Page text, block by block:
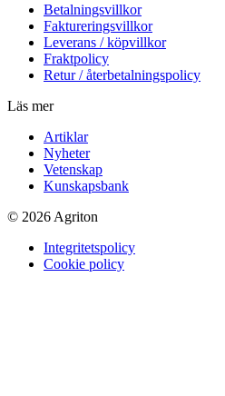
Betalningsvillkor
Faktureringsvillkor
Leverans / köpvillkor
Fraktpolicy
Retur / återbetalningspolicy
Läs mer
Artiklar
Nyheter
Vetenskap
Kunskapsbank
© 2026 Agriton
Integritetspolicy
Cookie policy